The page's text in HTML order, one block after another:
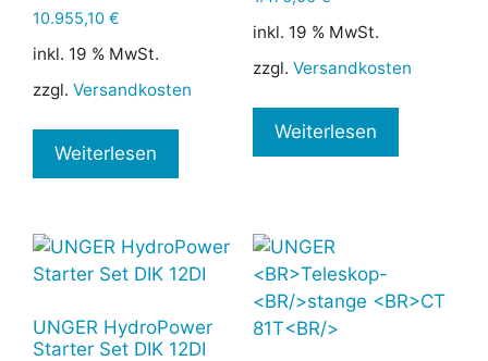
10.955,10 €
inkl. 19 % MwSt.
zzgl. Versandkosten
Weiterlesen
inkl. 19 % MwSt.
zzgl. Versandkosten
Weiterlesen
UNGER HydroPower
Starter Set DIK 12DI